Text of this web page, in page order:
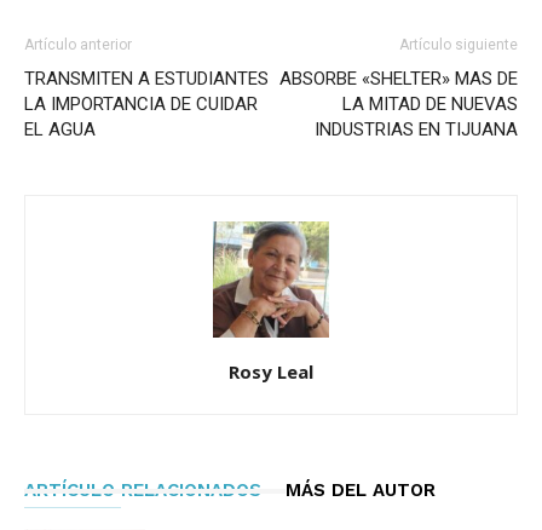
Artículo anterior
TRANSMITEN A ESTUDIANTES
LA IMPORTANCIA DE CUIDAR
EL AGUA
Artículo siguiente
ABSORBE «SHELTER» MAS DE
LA MITAD DE NUEVAS
INDUSTRIAS EN TIJUANA
Rosy Leal
ARTÍCULO RELACIONADOS MÁS DEL AUTOR